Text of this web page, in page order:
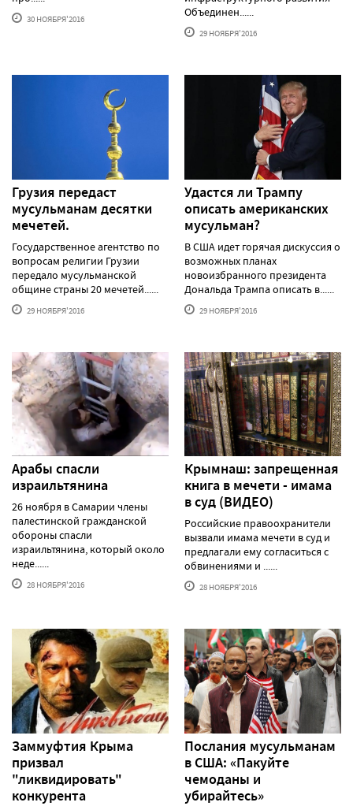
30 НОЯБРЯ'2016
Объединен......
29 НОЯБРЯ'2016
Грузия передаст
мусульманам десятки
мечетей.
Государственное агентство по
вопросам религии Грузии
передало мусульманской
общине страны 20 мечетей......
29 НОЯБРЯ'2016
Удастся ли Трампу
описать американских
мусульман?
В США идет горячая дискуссия о
возможных планах
новоизбранного президента
Дональда Трампа описать в......
29 НОЯБРЯ'2016
Арабы спасли
израильтянина
26 ноября в Самарии члены
палестинской гражданской
обороны спасли
израильтянина, который около
неде......
28 НОЯБРЯ'2016
Крымнаш: запрещенная
книга в мечети - имама
в суд (ВИДЕО)
Российские правоохранители
вызвали имама мечети в суд и
предлагали ему согласиться с
обвинениями и ......
28 НОЯБРЯ'2016
Заммуфтия Крыма
призвал
"ликвидировать"
конкурента
Послания мусульманам
в США: «Пакуйте
чемоданы и
убирайтесь»